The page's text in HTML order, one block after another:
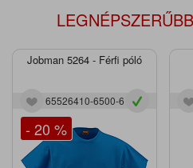
Jobman 5264 - Férfi póló
65526410-6500-6
- 20 %